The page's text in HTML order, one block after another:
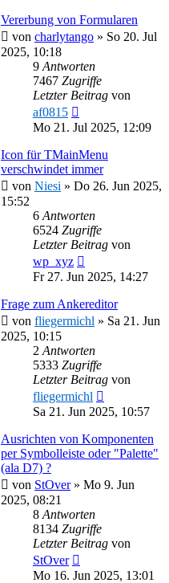
Vererbung von Formularen
von charlytango » So 20. Jul
2025, 10:18
9 Antworten
7467 Zugriffe
Letzter Beitrag von
af0815
Mo 21. Jul 2025, 12:09
Icon für TMainMenu
verschwindet immer
von Niesi » Do 26. Jun 2025,
15:52
6 Antworten
6524 Zugriffe
Letzter Beitrag von
wp_xyz
Fr 27. Jun 2025, 14:27
Frage zum Ankereditor
von fliegermichl » Sa 21. Jun
2025, 10:15
2 Antworten
5333 Zugriffe
Letzter Beitrag von
fliegermichl
Sa 21. Jun 2025, 10:57
Ausrichten von Komponenten
per Symbolleiste oder "Palette"
(ala D7) ?
von StOver» Mo 9. Jun
2025, 08:21
8 Antworten
8134 Zugriffe
Letzter Beitrag von
StOver
Mo 16. Jun 2025, 13:01